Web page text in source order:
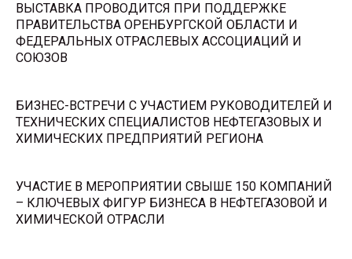
ВЫСТАВКА ПРОВОДИТСЯ ПРИ ПОДДЕРЖКЕ
ПРАВИТЕЛЬСТВА ОРЕНБУРГСКОЙ ОБЛАСТИ И
ФЕДЕРАЛЬНЫХ ОТРАСЛЕВЫХ АССОЦИАЦИЙ И
СОЮЗОВ
БИЗНЕС-ВСТРЕЧИ С УЧАСТИЕМ РУКОВОДИТЕЛЕЙ И
ТЕХНИЧЕСКИХ СПЕЦИАЛИСТОВ НЕФТЕГАЗОВЫХ И
ХИМИЧЕСКИХ ПРЕДПРИЯТИЙ РЕГИОНА
УЧАСТИЕ В МЕРОПРИЯТИИ СВЫШЕ 150 КОМПАНИЙ
– КЛЮЧЕВЫХ ФИГУР БИЗНЕСА В НЕФТЕГАЗОВОЙ И
ХИМИЧЕСКОЙ ОТРАСЛИ